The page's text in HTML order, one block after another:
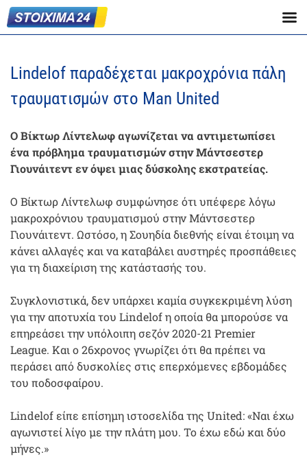
Lindelof παραδέχεται μακροχρόνια πάλη
τραυματισμών στο Man United
Ο Βίκτωρ Λίντελωφ αγωνίζεται να αντιμετωπίσει
ένα πρόβλημα τραυματισμών στην Μάντσεστερ
Γιουνάιτεντ εν όψει μιας δύσκολης εκστρατείας.
Ο Βίκτωρ Λίντελωφ συμφώνησε ότι υπέφερε λόγω
μακροχρόνιου τραυματισμού στην Μάντσεστερ
Γιουνάιτεντ. Ωστόσο, η Σουηδία διεθνής είναι έτοιμη να
κάνει αλλαγές και να καταβάλει αυστηρές προσπάθειες
για τη διαχείριση της κατάστασής του.
Συγκλονιστικά, δεν υπάρχει καμία συγκεκριμένη λύση
για την αποτυχία του Lindelof η οποία θα μπορούσε να
επηρεάσει την υπόλοιπη σεζόν 2020-21 Premier
League. Και ο 26χρονος γνωρίζει ότι θα πρέπει να
περάσει από δυσκολίες στις επερχόμενες εβδομάδες
του ποδοσφαίρου.
Lindelof είπε επίσημη ιστοσελίδα της United: «Ναι έχω
αγωνιστεί λίγο με την πλάτη μου. Το έχω εδώ και δύο
μήνες.»